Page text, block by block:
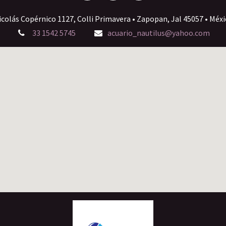
Copérnico 1127, Colli Primavera • Zapopan, Jal 45057 •
33 1542 5745
acuario_nautilus@yahoo.com